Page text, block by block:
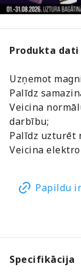
Produkta dati
Uzņemot
Palīdz
Veicina
darbību;
Palīdz uzturēt
Veicina
Papildu
Specifikācija